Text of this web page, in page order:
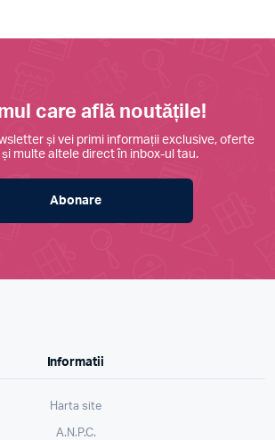
care află noutățile!
și vei primi informații exclusive, oferte
multe altele direct în inbox-ul tau.
Abonare
Informatii
Harta site
A.N.P.C.